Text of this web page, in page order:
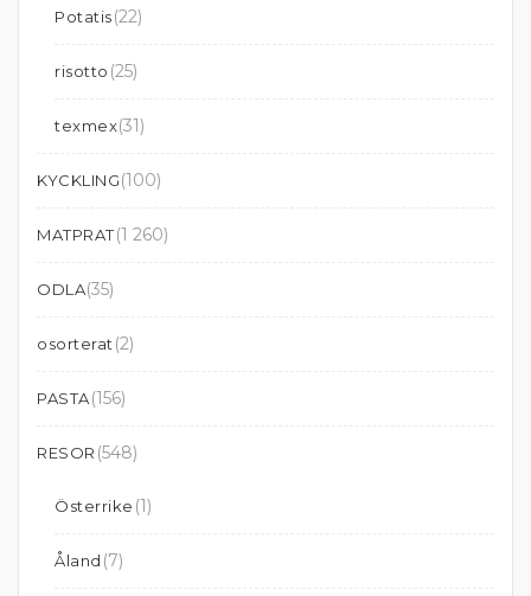
Potatis(22)
risotto (25)
texmex(31)
KYCKLING(100)
MATPRAT(1 260)
ODLA(35)
osorterat (2)
PASTA(156)
RESOR (548)
Österrike (1)
Åland (7)